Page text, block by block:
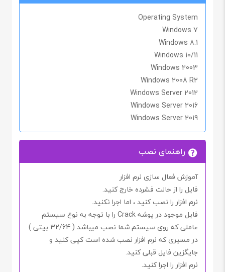
Operating System
Windows 7
Windows 8.1
Windows 10/11
Windows 2003
Windows 2008 R2
Windows Server 2012
Windows Server 2016
Windows Server 2019
راهنمای نصب
آموزش فعال سازی نرم افزار
فایل را از حالت فشرده خارج کنید.
نرم افزار را نصب کنید ، اما اجرا نکنید.
فایل موجود در پوشهCrack را با توجه به نوع سیستم
عاملی که روی سیستم شما نصب میباشد (32/64 بیتی
)
در مسیری که نرم افزار نصب شده است کپی کنید و
جایگزین فایل قبلی کنید.
نرم افزار را اجرا کنید.